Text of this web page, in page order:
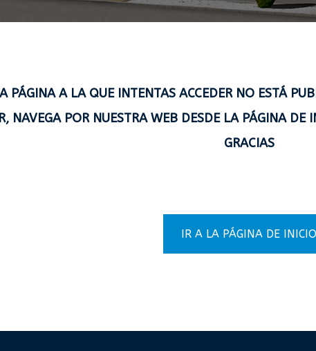
PÁGINA A LA QUE INTENTAS ACCEDER NO ESTÁ
NAVEGA POR NUESTRA WEB DESDE LA PÁGINA DE
GRACIAS
IR A LA PÁGINA DE INICIO